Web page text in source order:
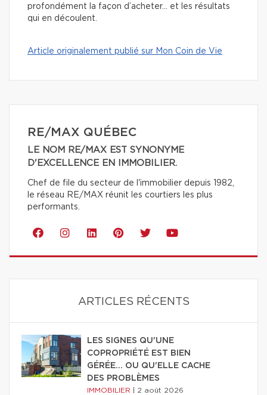
profondément la façon d’acheter… et les résultats
qui en découlent.
Article originalement publié sur Mon Coin de Vie
RE/MAX QUÉBEC
LE NOM RE/MAX EST SYNONYME
D'EXCELLENCE EN IMMOBILIER.
Chef de file du secteur de l'immobilier depuis 1982,
le réseau RE/MAX réunit les courtiers les plus
performants.
ARTICLES RÉCENTS
LES SIGNES QU'UNE
COPROPRIÉTÉ EST BIEN
GÉRÉE… OU QU'ELLE CACHE
DES PROBLÈMES
IMMOBILIER 2 août 2026